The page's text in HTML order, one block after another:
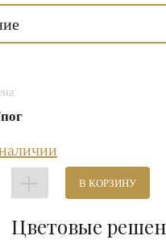
В КОРЗИНУ
Цветовые